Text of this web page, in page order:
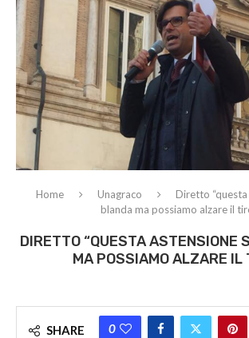
Home Unagraco
Diretto
blanda ma possiamo alzare il
DIRETTO “QUESTA ASTENSIONE
MA POSSIAMO ALZARE IL
SHARE 0